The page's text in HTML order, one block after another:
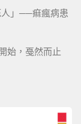
人」──痲瘋病患
始，戞然而止